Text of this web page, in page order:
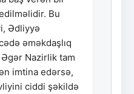
Bu
Ədliyyə
əməkdaşlıq
Əgər Nazirlik tam
imtina edərsə,
ciddi şəkildə